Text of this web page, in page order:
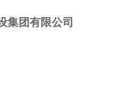
集团有限公司